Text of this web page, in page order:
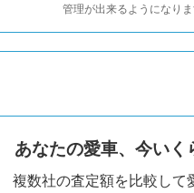
管理が出来るようになり
あなたの愛車、今いく
複数社の査定額を比較して